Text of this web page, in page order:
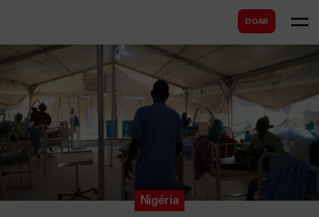
DOAR
r
Nigéria
s
c